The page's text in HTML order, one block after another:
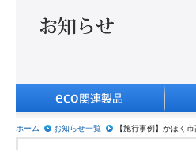
ホーム お知らせ一覧 【施行事例】かほく